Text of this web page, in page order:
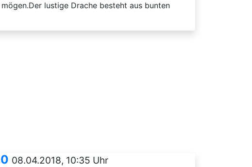
lustige Drache besteht aus bunten
08.04.2018, 10:35 Uhr